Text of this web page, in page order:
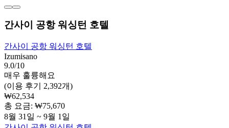
간사이 공항 워싱턴 호텔
간사이 공항 워싱턴 호텔
Izumisano
9.0/10
매우 훌륭해요
(이용 후기 2,392개)
₩62,534
총 요금: ₩75,670
8월 31일 ~ 9월 1일